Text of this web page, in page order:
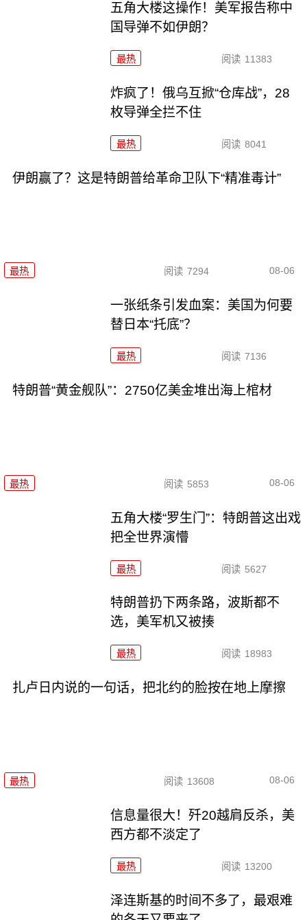
五角大楼这操作！美军报告称中
国导弹不如伊朗？
最热 阅读 11383
炸疯了！俄乌互掀“仓库战”，28
枚导弹全拦不住
最热 阅读 8041
伊朗赢了？这是特朗普给革命卫队下“精准毒计”
最热 阅读 7294 08-06
一张纸条引发血案：美国为何要
替日本“托底”？
最热 阅读 7136
特朗普“黄金舰队”：2750亿美金堆出海上棺材
最热 阅读 5853 08-06
五角大楼“罗生门”：特朗普这出戏
把全世界演懵
最热 阅读 5627
特朗普扔下两条路，波斯都不
选，美军机又被揍
最热 阅读 18983
扎卢日内说的一句话，把北约的脸按在地上摩擦
最热 阅读 13608 08-06
信息量很大！歼20越肩反杀，美
西方都不淡定了
最热 阅读 13200
泽连斯基的时间不多了，最艰难